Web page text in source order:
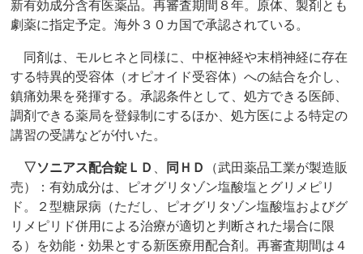
新有効成分含有医薬品。再審査期間８年。原体、製剤とも
劇薬に指定予定。海外３０カ国で承認されている。
同剤は、モルヒネと同様に、中枢神経や末梢神経に存在
する特異的受容体（オピオイド受容体）への結合を介し、
鎮痛効果を発揮する。承認条件として、処方できる医師、
調剤できる薬局を登録制にするほか、処方医による特定の
講習の受講などが付いた。
▽ソニアス配合錠ＬＤ 同ＨＤ
（武田薬品工業が製造販
売）：有効成分は、ピオグリタゾン塩酸塩とグリメピリ
ド。２型糖尿病（ただし、ピオグリタゾン塩酸塩およびグ
リメピリド併用による治療が適切と判断された場合に限
る）を効能・効果とする新医療用配合剤。再審査期間は４